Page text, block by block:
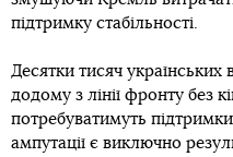
підтримку стабільності.
Десятки тисяч українських
додому з лінії фронту без
потребуватимуть
ампутації є виключно